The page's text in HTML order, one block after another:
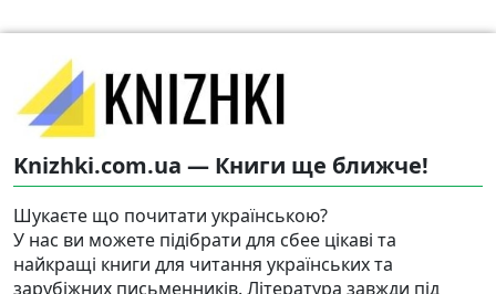
Knizhki.com.ua — Книги ще ближче!
Шукаєте що почитати українською?
У нас ви можете підібрати для сбее цікаві та
найкращі книги для читання українських та
зарубіжних письменників. Література завжди під